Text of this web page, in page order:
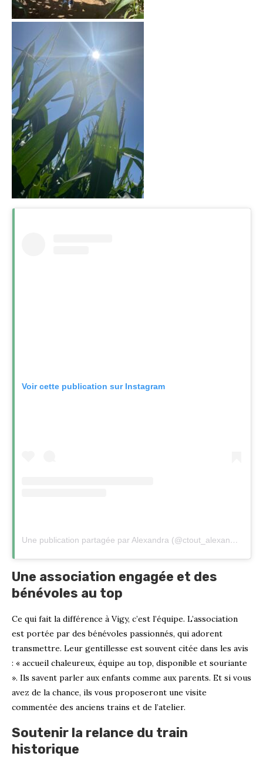
Voir cette publication sur Instagram
Une publication partagée par Alexandra (@ctout_alexandra)
Une association engagée et des
bénévoles au top
Ce qui fait la différence à Vigy, c’est l’équipe. L’association
est portée par des bénévoles passionnés, qui adorent
transmettre. Leur gentillesse est souvent citée dans les avis
: « accueil chaleureux, équipe au top, disponible et souriante
». Ils savent parler aux enfants comme aux parents. Et si vous
avez de la chance, ils vous proposeront une visite
commentée des anciens trains et de l’atelier.
Soutenir la relance du train
historique